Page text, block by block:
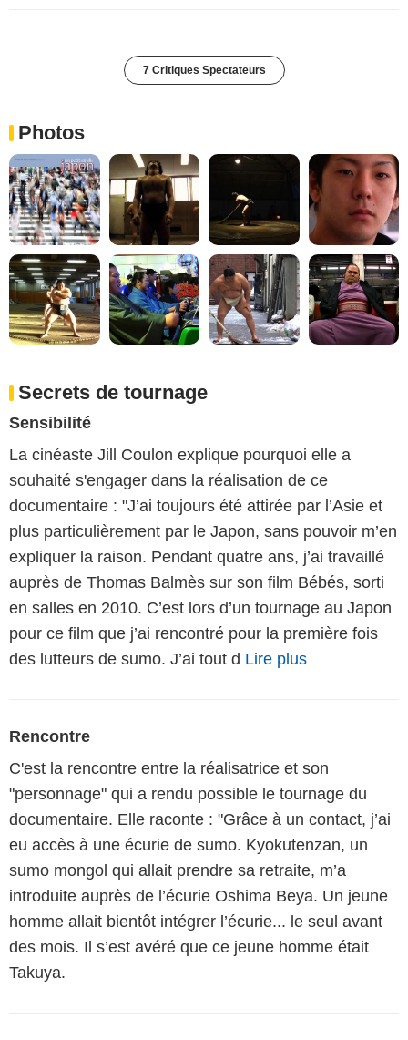
7 Critiques Spectateurs
Photos
Secrets de tournage
Sensibilité
La cinéaste Jill Coulon explique pourquoi elle a
souhaité s'engager dans la réalisation de ce
documentaire : "J’ai toujours été attirée par l’Asie et
plus particulièrement par le Japon, sans pouvoir m’en
expliquer la raison. Pendant quatre ans, j’ai travaillé
auprès de Thomas Balmès sur son film Bébés, sorti
en salles en 2010. C’est lors d’un tournage au Japon
pour ce film que j’ai rencontré pour la première fois
des lutteurs de sumo. J’ai tout d Lire plus
Rencontre
C'est la rencontre entre la réalisatrice et son
"personnage" qui a rendu possible le tournage du
documentaire. Elle raconte : "Grâce à un contact, j’ai
eu accès à une écurie de sumo. Kyokutenzan, un
sumo mongol qui allait prendre sa retraite, m’a
introduite auprès de l’écurie Oshima Beya. Un jeune
homme allait bientôt intégrer l’écurie... le seul avant
des mois. Il s’est avéré que ce jeune homme était
Takuya.